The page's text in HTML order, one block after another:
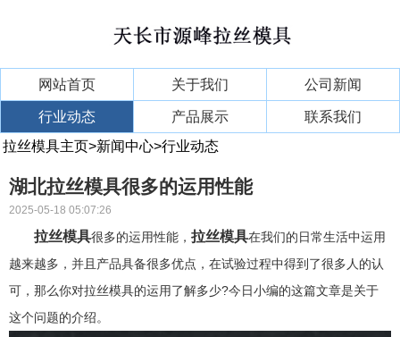
网站首页 关于我们 公司新闻
行业动态 产品展示
联系我们
拉丝模具主页>新闻中心>行业动态
湖北拉丝模具很多的运用性能
2025-05-18 05:07:26
拉丝模具很多的运用性能，拉丝模具在我们的日常生活中运用
越来越多，并且产品具备很多优点，在试验过程中得到了很多人的认
可，那么你对拉丝模具的运用了解多少?今日小编的这篇文章是关于
这个问题的介绍。